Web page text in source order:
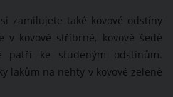
zamilujete také kovové odstíny
kovově stříbrné, kovově šedé
patří ke studeným odstínům.
lakům na nehty v kovově zelené